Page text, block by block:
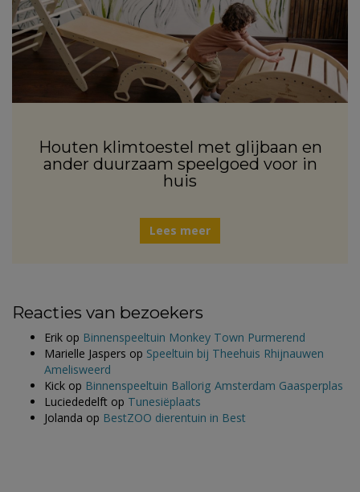
Houten klimtoestel met glijbaan en
ander duurzaam speelgoed voor in
huis
Lees meer
Reacties van bezoekers
Erik op Binnenspeeltuin Monkey Town Purmerend
Marielle Jaspers op Speeltuin bij Theehuis Rhijnauwen
Amelisweerd
Kick op Binnenspeeltuin Ballorig Amsterdam Gaasperplas
Luciededelft op Tunesiëplaats
Jolanda op BestZOO dierentuin in Best